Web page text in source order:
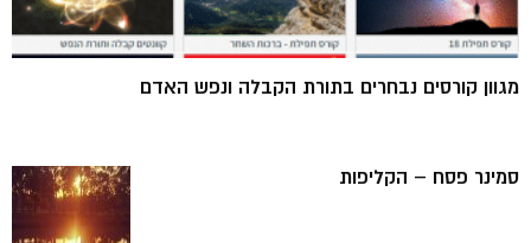
מגוון קורסים נבחרים בתורת הקבלה ונפש האדם
סמינר פסח – הקליפות